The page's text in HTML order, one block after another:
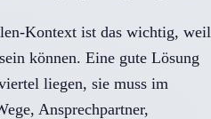
Kontext ist das wichtig, weil
können. Eine gute Lösung
liegen, sie muss im
Ansprechpartner,